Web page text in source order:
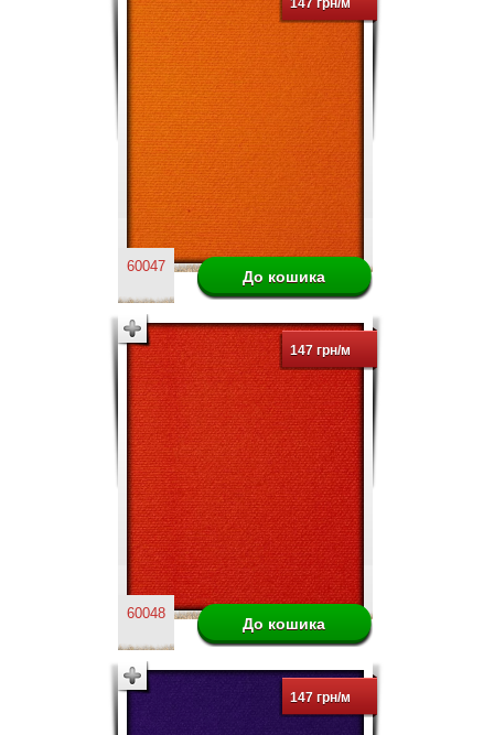
147 грн/м
60047
147 грн/м
60048
147 грн/м